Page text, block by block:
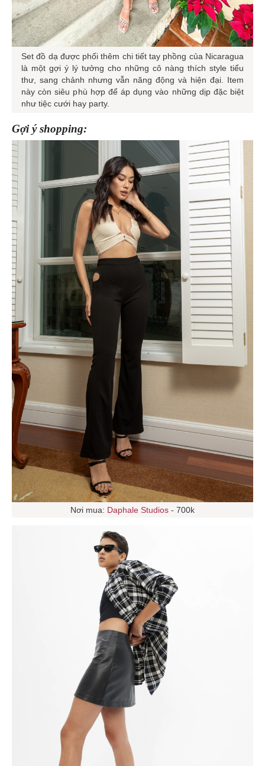
Set đồ dạ được phối thêm chi tiết tay phồng của Nicaragua
là một gợi ý lý tưởng cho những cô nàng thích style tiểu
thư, sang chảnh nhưng vẫn năng động và hiện đại. Item
này còn siêu phù hợp để áp dụng vào những dịp đặc biệt
như tiệc cưới hay party.
Gợi ý shopping:
Nơi mua: Daphale Studios - 700k